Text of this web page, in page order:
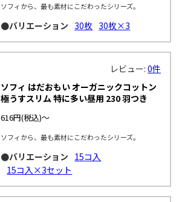
ソフィから、最も素材にこだわったシリーズ。
●バリエーション 30枚 30枚×3
レビュー:0件
ソフィ はだおもい オーガニックコットン
極うすスリム 特に多い昼用 230 羽つき
616円(税込)～
ソフィから、最も素材にこだわったシリーズ。
●バリエーション 15コ入
15コ入×3セット